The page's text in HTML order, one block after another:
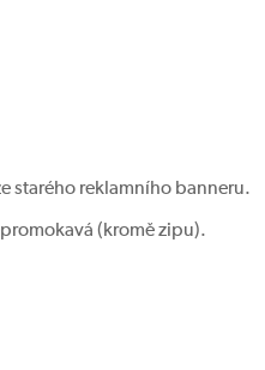
starého reklamního banneru.
(kromě zipu).